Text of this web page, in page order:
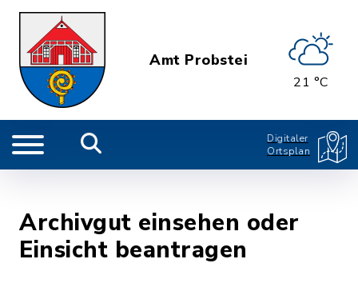
Amt Probstei
21 °C
Digitaler
Ortsplan
Archivgut einsehen oder
Einsicht beantragen